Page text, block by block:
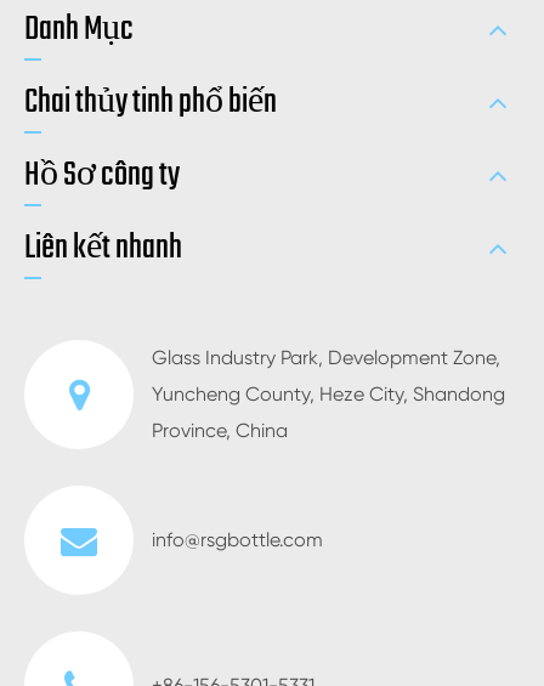
Danh Mục
Chai thủy tinh phổ biến
Hồ Sơ công ty
Liên kết nhanh
Glass Industry Park, Development Zone,
Yuncheng County, Heze City, Shandong
Province, China
info@rsgbottle.com